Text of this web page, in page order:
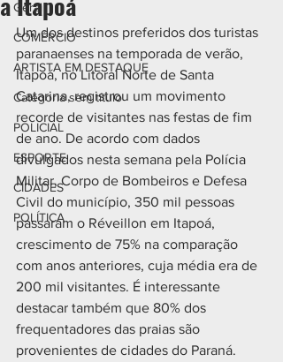
Geral
COMÉRCIO
ARTISTA EM DESTAQUE
Categoria sem título
POLICIAL
ESPORTE
CIDADES
POLÍTICA
Um dos destinos preferidos dos turistas
paranaenses na temporada de verão,
Itapoá, no Litoral Norte de Santa
Catarina, registrou um movimento
recorde de visitantes nas festas de fim
de ano. De acordo com dados
divulgados nesta semana pela Polícia
Militar, Corpo de Bombeiros e Defesa
Civil do município, 350 mil pessoas
passaram o Réveillon em Itapoá,
crescimento de 75% na comparação
com anos anteriores, cuja média era de
200 mil visitantes. É interessante
destacar também que 80% dos
frequentadores das praias são
provenientes de cidades do Paraná.